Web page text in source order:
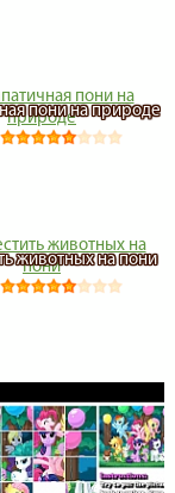
пони на природе
животных на пони